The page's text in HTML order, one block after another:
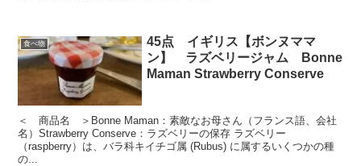
食べ物
45点 イギリス【ボンヌママ
ン】 ラズベリージャム Bonne
Maman Strawberry Conserve
＜ 商品名 ＞Bonne Maman：素敵なお母さん（フランス語、会社
名）Strawberry Conserve：ラズベリーの保存 ラズベリー
（raspberry）は、バラ科キイチゴ属 (Rubus) に属するいくつかの種
の...